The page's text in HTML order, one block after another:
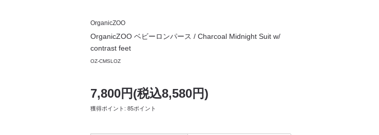
OrganicZOO
OrganicZOO ベビーロンパース / Charcoal Midnight Suit w/
contrast feet
OZ-CMSLOZ
7,800円(税込8,580円)
獲得ポイント: 85ポイント